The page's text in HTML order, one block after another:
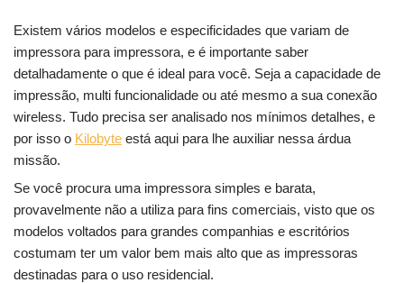
Existem vários modelos e especificidades que variam de
impressora para impressora, e é importante saber
detalhadamente o que é ideal para você. Seja a capacidade de
impressão, multi funcionalidade ou até mesmo a sua conexão
wireless. Tudo precisa ser analisado nos mínimos detalhes, e
por isso o Kilobyte está aqui para lhe auxiliar nessa árdua
missão.
Se você procura uma impressora simples e barata,
provavelmente não a utiliza para fins comerciais, visto que os
modelos voltados para grandes companhias e escritórios
costumam ter um valor bem mais alto que as impressoras
destinadas para o uso residencial.